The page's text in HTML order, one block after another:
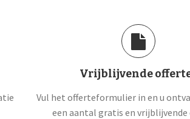
Vrijblijvende
Vul het offerteformulier in en u
een aantal gratis en vrijblijvende